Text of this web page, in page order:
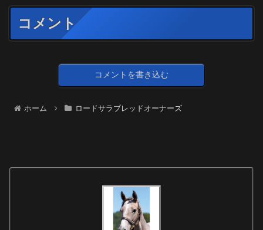
コメント
コメントを書き込む
ホーム ロードサラブレッドオーナーズ